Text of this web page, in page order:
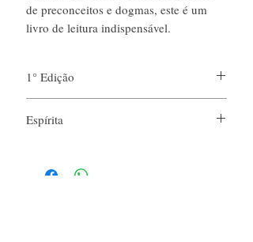
de preconceitos e dogmas, este é um
livro de leitura indispensável.
1° Edição
Espírita